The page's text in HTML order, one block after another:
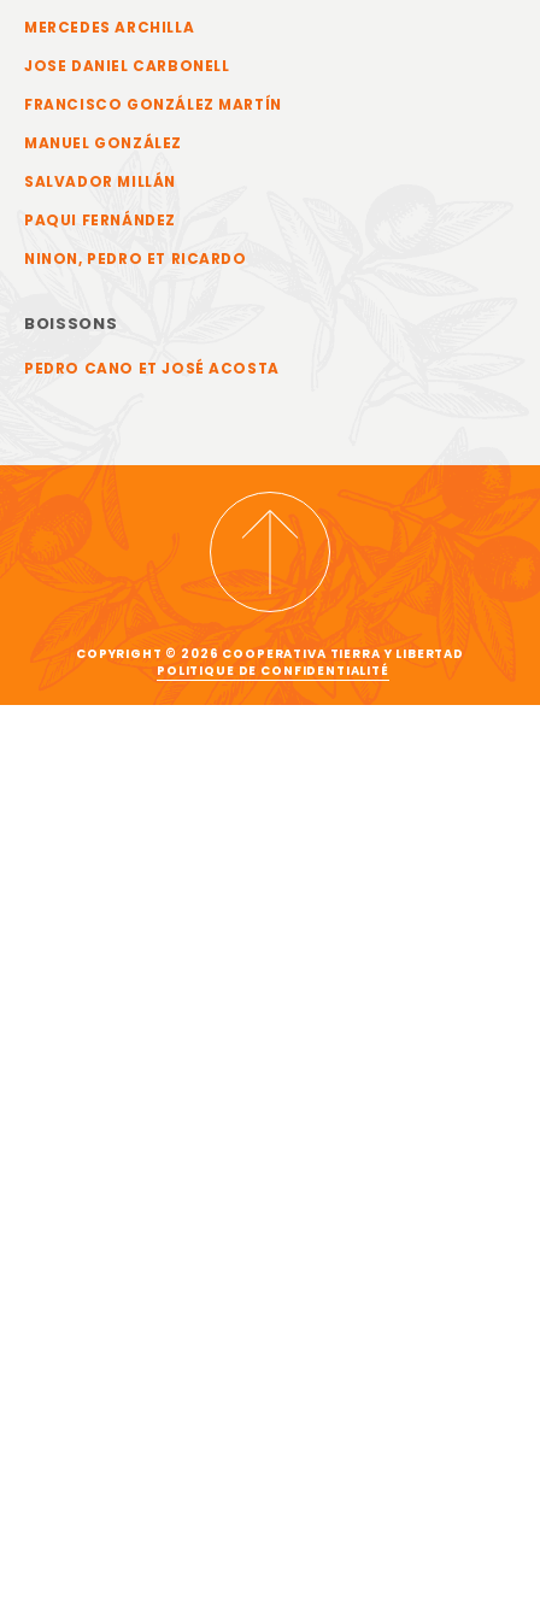
MERCEDES ARCHILLA
JOSE DANIEL CARBONELL
FRANCISCO GONZÁLEZ MARTÍN
MANUEL GONZÁLEZ
SALVADOR MILLÁN
PAQUI FERNÁNDEZ
NINON, PEDRO ET RICARDO
BOISSONS
PEDRO CANO ET JOSÉ ACOSTA
COPYRIGHT © 2026 COOPERATIVA TIERRA Y LIBERTAD
POLITIQUE DE CONFIDENTIALITÉ